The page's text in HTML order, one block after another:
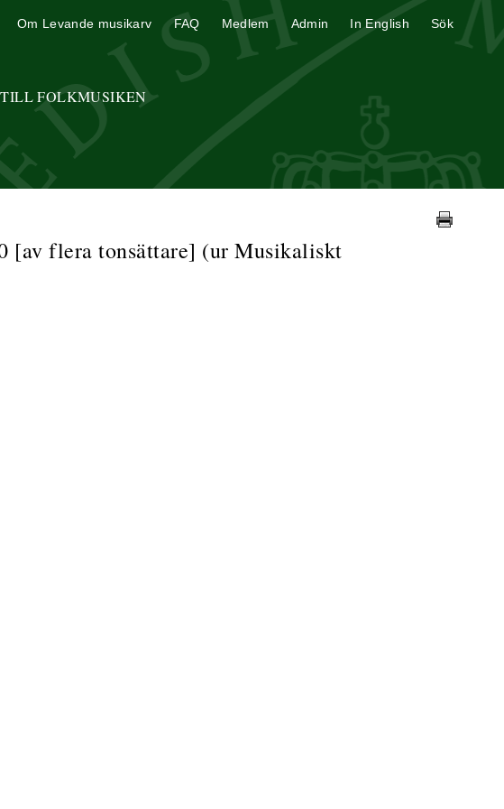
FOLKMUSIKEN
Om Levande musikarv FAQ Medlem Admin In English Sök
[av flera tonsättare] (ur Musikaliskt